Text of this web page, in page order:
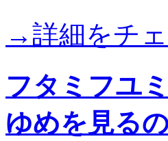
→詳細をチェ
フタミフユ
ゆめを見るの